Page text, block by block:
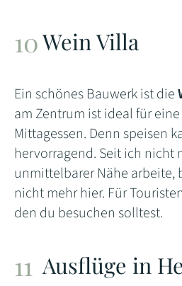
Wein Villa
Ein schönes Bauwerk ist die
am Zentrum ist ideal für eine
Mittagessen. Denn speisen
hervorragend. Seit ich nicht
unmittelbarer Nähe arbeite,
nicht mehr hier. Für
den du besuchen solltest.
Ausflüge in